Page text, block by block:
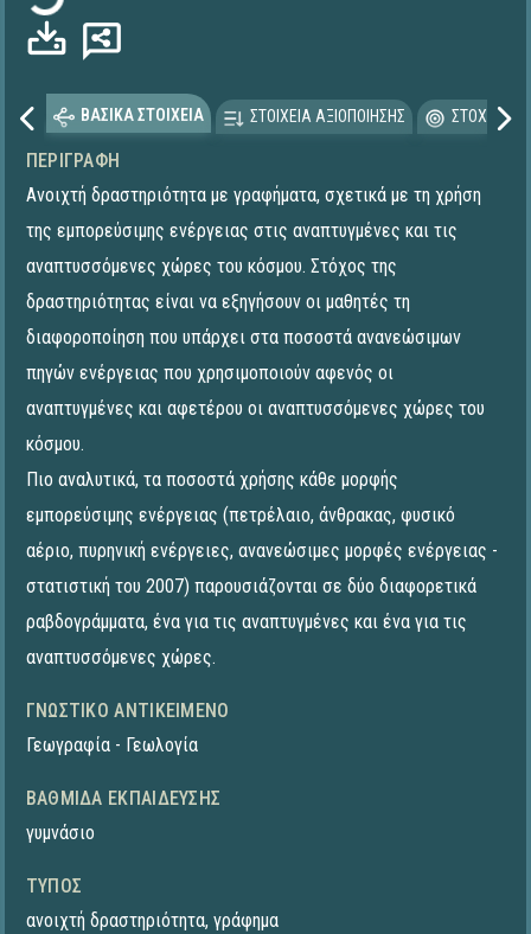
ΒΑΣΙΚΑ ΣΤΟΙΧΕΙΑ ΣΤΟΙΧΕΙΑ ΑΞΙΟΠΟΙΗΣΗΣ
ΠΕΡΙΓΡΑΦΉ
Ανοιχτή δραστηριότητα με γραφήματα, σχετικά με τη χρήση
της εμπορεύσιμης ενέργειας στις αναπτυγμένες και τις
αναπτυσσόμενες χώρες του κόσμου. Στόχος της
δραστηριότητας είναι να εξηγήσουν οι μαθητές τη
διαφοροποίηση που υπάρχει στα ποσοστά ανανεώσιμων
πηγών ενέργειας που χρησιμοποιούν αφενός οι
αναπτυγμένες και αφετέρου οι αναπτυσσόμενες χώρες του
κόσμου.
Πιο αναλυτικά, τα ποσοστά χρήσης κάθε μορφής
εμπορεύσιμης ενέργειας (πετρέλαιο, άνθρακας, φυσικό
αέριο, πυρηνική ενέργειες, ανανεώσιμες μορφές ενέργειας -
στατιστική του 2007) παρουσιάζονται σε δύο διαφορετικά
ραβδογράμματα, ένα για τις αναπτυγμένες και ένα για τις
αναπτυσσόμενες χώρες.
ΓΝΩΣΤΙΚΌ ΑΝΤΙΚΕΊΜΕΝΟ
Γεωγραφία - Γεωλογία
ΒΑΘΜΊΔΑ ΕΚΠΑΊΔΕΥΣΗΣ
γυμνάσιο
ΤΎΠΟΣ
ανοιχτή δραστηριότητα, γράφημα